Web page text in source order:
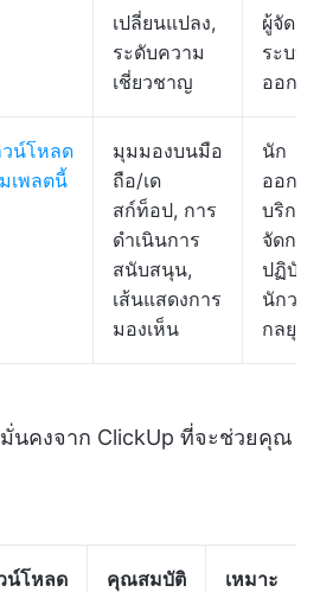
เปลี่ยนแปลง,
ระดับความ
เชี่ยวชาญ
ผู้จัดก
ระบบ
ออกแ
วน์โหลด
เพลตนี้
มุมมองบนมือ
ถือ/เด
สก์ท็อป, การ
ดำเนินการ
สนับสนุน,
เส้นแสดงการ
มองเห็น
นัก
ออกแ
บริกา
จัดกา
ปฏิบัติ
นักวาง
กลยุทธ์
นคงจาก ClickUp ที่จะช่วยคุณ
น์โหลด
คุณสมบัติ
เหมาะ